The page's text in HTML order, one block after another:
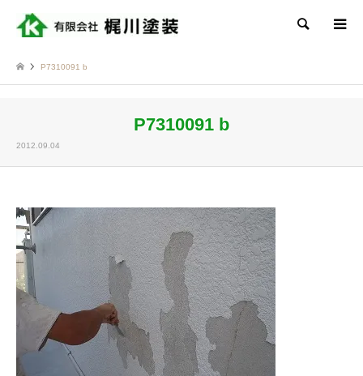
検索
P7310091 b
P7310091 b
2012.09.04